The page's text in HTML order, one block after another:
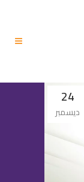
24
ديسمبر